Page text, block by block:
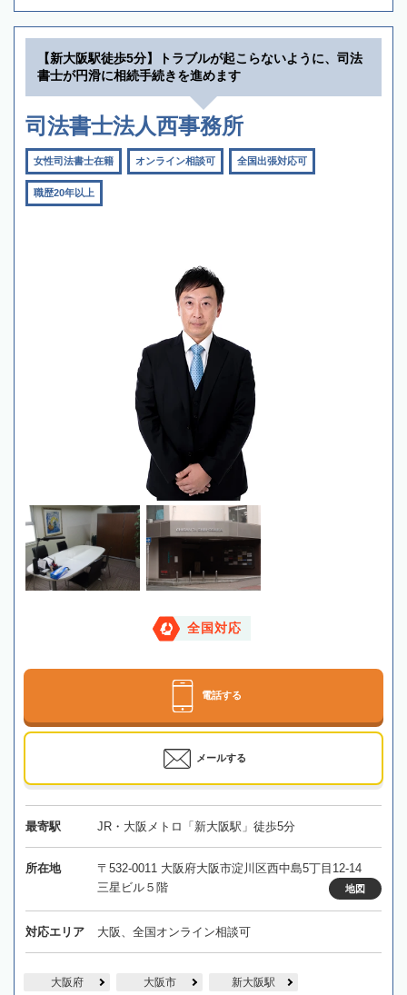
【新大阪駅徒歩5分】トラブルが起こらないように、司法
書士が円滑に相続手続きを進めます
司法書士法人西事務所
女性司法書士在籍 オンライン相談可 全国出張対応可
職歴20年以上
全国対応
電話する
メールする
最寄駅 JR・大阪メトロ「新大阪駅」徒歩5分
所在地
〒532-0011 大阪府大阪市淀川区西中島5丁目12-14
三星ビル５階
地図
対応エリア 大阪、全国オンライン相談可
大阪府 大阪市 新大阪駅